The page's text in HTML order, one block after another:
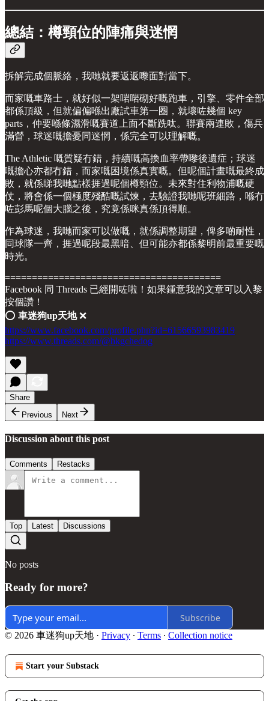
總結：樽頸位的陣痛與迷惘
拆解完成個脈絡，我哋就要返返嚟面對當下。
而家嘅車路士，就好似一架啱啱砌好嘅跑車，引擎、零件全部
都係頂級，但就偏偏喺出廠試車第一圈，就壞咗幾個 key
parts，仲要喺條濕滑嘅賽道上面不斷跣呔。聯賽兩連敗，傷兵
滿營，球迷嘅擔憂同迷惘，係完全可以理解嘅。
The Athletic 嘅質疑冇錯，持續嘅高換血率帶嚟後遺症；球迷
嘅擔心亦都冇錯，而家嘅困境係真實嘅。但呢個計畫嘅最終成
敗，就係睇我哋點樣捱過呢個樽頸位。未來對住利物浦嘅硬
仗，將會係一個極度殘酷嘅試煉，去驗證我哋呢班細路，喺冇
咗彭馬呢個大腦之後，究竟係咪真係頂得順。
作為球迷，我哋而家可以做嘅，就係調整期望，俾多啲耐性，
同球隊一齊，捱過呢段最黑暗、但可能亦都係黎明前最重要嘅
時光。
========================================
Facebook 同 Threads 已經開咗啦！如果鍾意我的文章可以入黎
按個讚！
⭕️ 車迷狗up天地❌
https://www.facebook.com/profile.php?id=61566593983419
https://www.threads.com/@hkgchedog
Share
Previous
Next
Discussion about this post
Comments Restacks
Top Latest Discussions
No posts
Ready for more?
Subscribe
© 2026 車迷狗up天地 · Privacy ∙ Terms ∙ Collection notice
Start your Substack